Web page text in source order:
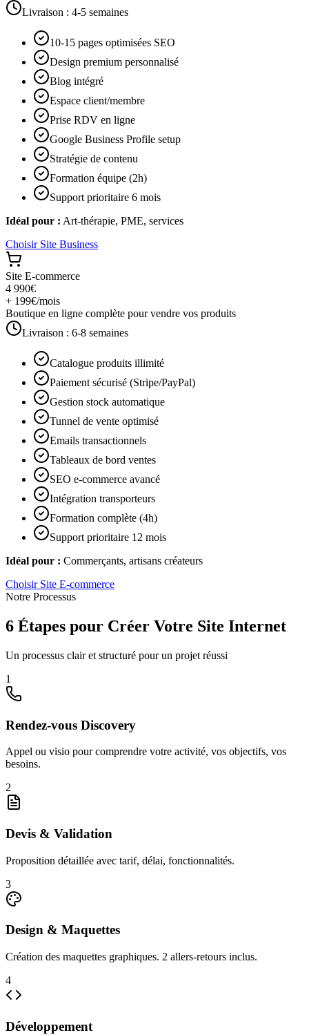
Livraison : 4-5 semaines
10-15 pages optimisées SEO
Design premium personnalisé
Blog intégré
Espace client/membre
Prise RDV en ligne
Google Business Profile setup
Stratégie de contenu
Formation équipe (2h)
Support prioritaire 6 mois
Idéal pour : Art-thérapie, PME, services
Choisir Site Business
Site E-commerce
4 990€
+ 199€/mois
Boutique en ligne complète pour vendre vos produits
Livraison : 6-8 semaines
Catalogue produits illimité
Paiement sécurisé (Stripe/PayPal)
Gestion stock automatique
Tunnel de vente optimisé
Emails transactionnels
Tableaux de bord ventes
SEO e-commerce avancé
Intégration transporteurs
Formation complète (4h)
Support prioritaire 12 mois
Idéal pour : Commerçants, artisans créateurs
Choisir Site E-commerce
Notre Processus
6 Étapes pour Créer Votre Site Internet
Un processus clair et structuré pour un projet réussi
1
Rendez-vous Discovery
Appel ou visio pour comprendre votre activité, vos objectifs, vos
besoins.
2
Devis & Validation
Proposition détaillée avec tarif, délai, fonctionnalités.
3
Design & Maquettes
Création des maquettes graphiques. 2 allers-retours inclus.
4
Développement